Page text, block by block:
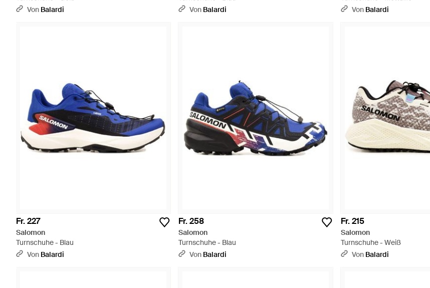
Von Balardi
Von Balardi
Von Balardi
Fr. 227
Salomon
Turnschuhe - Blau
Von Balardi
Fr. 258
Salomon
Turnschuhe - Blau
Von Balardi
Fr. 215
Salomon
Turnschuhe - Weiß
Von Balardi